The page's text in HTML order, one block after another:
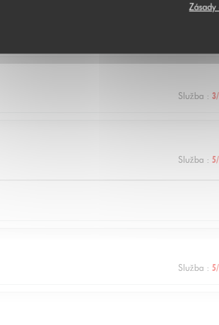
Hodnocení našich
Služba : 3
Služba : 5
Služba : 5